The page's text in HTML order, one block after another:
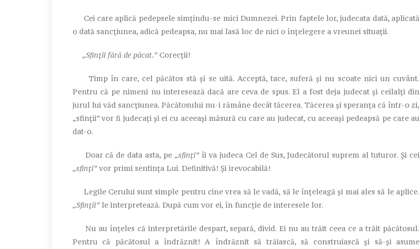
Cei care aplică pedepsele simțindu-se mici Dumnezei. Prin faptele lor, judecata dată, aplicată
o dată sancțiunea, adică pedeapsa, nu mai lasă loc de nici o înțelegere a vreunei situații.
„Sfinții fără de păcat.”Corecții!
Timp în care, cel păcătos stă și se uită. Acceptă, tace, suferă și nu scoate nici un cuvânt.
Pentru că pe nimeni nu interesează dacă are ceva de spus. El a fost deja judecat și ceilalți din
jurul lui văd sancțiunea. Păcătosului nu-i rămâne decât tăcerea. Tăcerea și speranța că într-o zi,
„sfinții” vor fi judecați și ei cu aceeași măsură cu care au judecat, cu aceeași pedeapsă pe care au
dat-o.
Doar că de data asta, pe „sfinți”îi va judeca Cel de Sus, Judecătorul suprem al tuturor. Și cei
„sfinți”vor primi sentința Lui. Definitivă! Și irevocabilă!
Legile Cerului sunt simple pentru cine vrea să le vadă, să le înțeleagă și mai ales să le aplice.
„Sfinții”le interpretează. După cum vor ei, în funcție de interesele lor.
Nu au înțeles că interpretările despart, separă, divid. Ei nu au trăit ceea ce a trăit păcătosul.
Pentru că păcătosul a îndrăznit! A îndrăznit să trăiască, să construiască și să-și asume